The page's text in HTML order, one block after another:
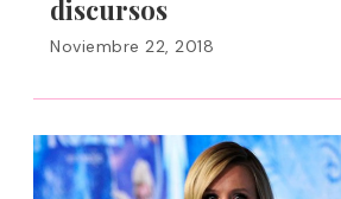
discursos
Noviembre 22, 2018